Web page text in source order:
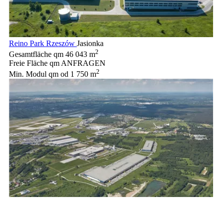
Reino Park Rzeszów Jasionka
Gesamtfläche qm 46 043 m2
Freie Fläche qm ANFRAGEN
Min. Modul qm od 1 750 m2